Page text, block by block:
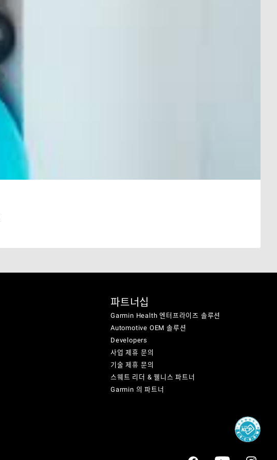
파트너십
Garmin Health 엔터프라이즈 솔루션
Automotive OEM 솔루션
Developers
사업 제휴 문의
기술 제휴 문의
스웨트 리더 & 웰니스 파트너
Garmin 의 파트너